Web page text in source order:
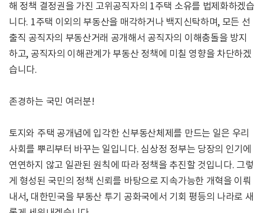
해 정책 결정권을 가진 고위공직자의 1주택 소유를 법제화하겠습
니다. 1주택 이외의 부동산을 매각하거나 백지신탁하며, 모든 선
출직 공직자의 부동산거래 공개해서 공직자의 이해충돌을 방지
하고, 공직자의 이해관계가 부동산 정책에 미칠 영향을 차단하겠
습니다.
존경하는 국민 여러분!
토지와 주택 공개념에 입각한 신부동산체제를 만드는 일은 우리
사회를 뿌리부터 바꾸는 일입니다. 심상정 정부는 당장의 인기에
연연하지 않고 일관된 원칙에 따라 정책을 추진할 것입니다. 그렇
게 형성된 국민의 정책 신뢰를 바탕으로 지속가능한 개혁을 이뤄
내서, 대한민국을 부동산 투기 공화국에서 기회 평등의 나라로 새